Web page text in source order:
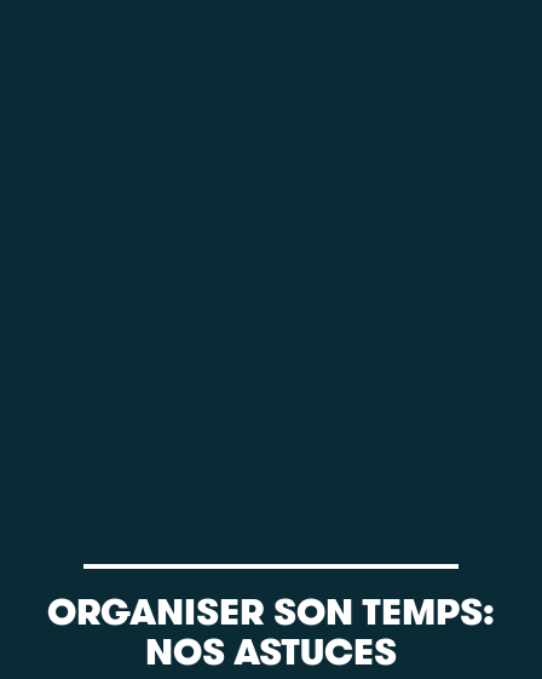
ORGANISER SON TEMPS:
NOS ASTUCES